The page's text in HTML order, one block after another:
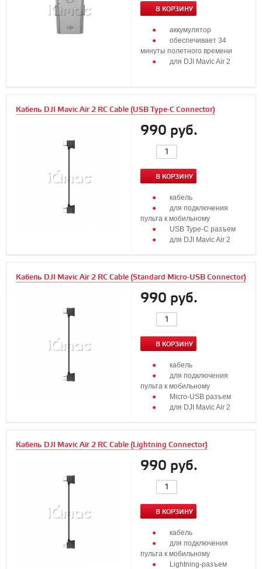
В КОРЗИНУ
аккумулятор
обеспечивает 34
минуты полетного времени
для DJI Mavic Air 2
Кабель DJI Mavic Air 2 RC Cable (USB Type-C Connector)
990 руб.
В КОРЗИНУ
кабель
для подключения
пульта к мобильному
USB Type-C разъем
для DJI Mavic Air 2
Кабель DJI Mavic Air 2 RC Cable (Standard Micro-USB Connector)
990 руб.
В КОРЗИНУ
кабель
для подключения
пульта к мобильному
Micro-USB разъем
для DJI Mavic Air 2
Кабель DJI Mavic Air 2 RC Cable (Lightning Connector)
990 руб.
В КОРЗИНУ
кабель
для подключения
пульта к мобильному
Lightning-разъем